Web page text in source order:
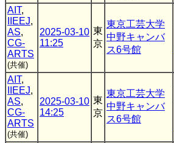
AIT,
IIEEJ,
AS,
CG-
ARTS
(共催)
2025-03-10
11:25
東
京
東京工芸大学
中野キャンバ
ス6号館
AIT,
IIEEJ,
AS,
CG-
ARTS
(共催)
2025-03-10
14:25
東
京
東京工芸大学
中野キャンバ
ス6号館